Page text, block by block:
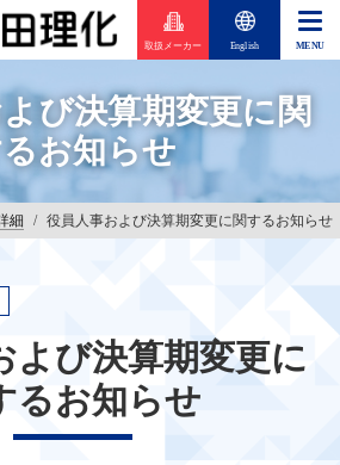
取扱メーカー English
び決算期変更に関
お知らせ
細 / 役員人事および決算期変更に関するお知らせ
よび決算期変更に
るお知らせ